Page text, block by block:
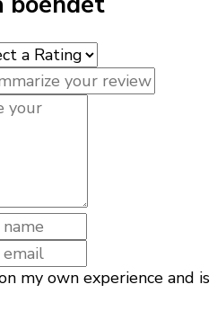
my own experience and is